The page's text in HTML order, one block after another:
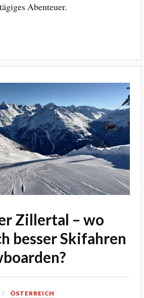
Abenteuer.
Zillertal – wo
besser Skifahren
ÖSTERREICH